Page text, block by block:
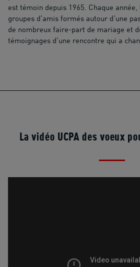
est témoin depuis 1965. Chaque année,
groupes d’amis formés autour d’une
de nombreux faire-part de mariage et
témoignages d’une rencontre qui a
La vidéo UCPA des voeux